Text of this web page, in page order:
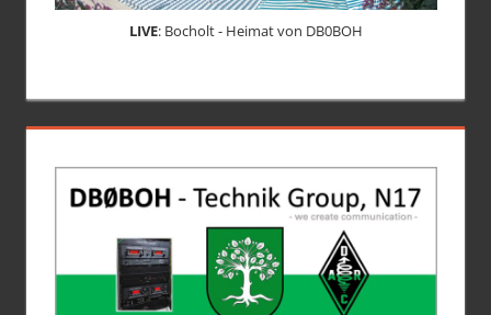
LIVE: Bocholt - Heimat von DB0BOH